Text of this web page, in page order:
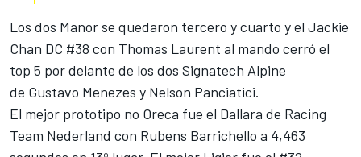
Los dos Manor se quedaron tercero y cuarto y el Jackie
Chan DC #38 con Thomas Laurent al mando cerró el
top 5 por delante de los dos Signatech Alpine
de Gustavo Menezes y Nelson Panciatici.
El mejor prototipo no Oreca fue el Dallara de Racing
Team Nederland con Rubens Barrichello a 4,463